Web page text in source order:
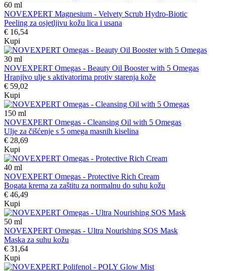
60 ml
NOVEXPERT Magnesium - Velvety Scrub Hydro-Biotic
Peeling za osjetljivu kožu lica i usana
€ 16,54
Kupi
30 ml
NOVEXPERT Omegas - Beauty Oil Booster with 5 Omegas
Hranjivo ulje s aktivatorima protiv starenja kože
€ 59,02
Kupi
150 ml
NOVEXPERT Omegas - Cleansing Oil with 5 Omegas
Ulje za čišćenje s 5 omega masnih kiselina
€ 28,69
Kupi
40 ml
NOVEXPERT Omegas - Protective Rich Cream
Bogata krema za zaštitu za normalnu do suhu kožu
€ 46,49
Kupi
50 ml
NOVEXPERT Omegas - Ultra Nourishing SOS Mask
Maska za suhu kožu
€ 31,64
Kupi